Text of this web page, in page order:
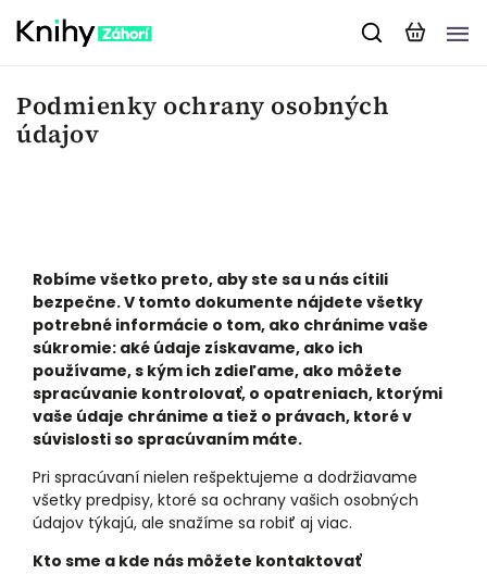
Podmienky ochrany osobných
údajov
Robíme všetko preto, aby ste sa u nás cítili
bezpečne. V tomto dokumente nájdete všetky
potrebné informácie o tom, ako chránime vaše
súkromie: aké údaje získavame, ako ich
používame, s kým ich zdieľame, ako môžete
spracúvanie kontrolovať, o opatreniach, ktorými
vaše údaje chránime a tiež o právach, ktoré v
súvislosti so spracúvaním máte.
Pri spracúvaní nielen rešpektujeme a dodržiavame
všetky predpisy, ktoré sa ochrany vašich osobných
údajov týkajú, ale snažíme sa robiť aj viac.
Kto sme a kde nás môžete kontaktovať